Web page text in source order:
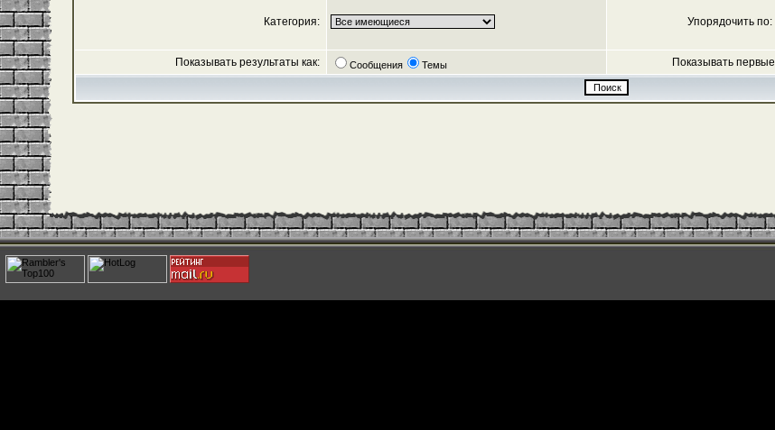
Категория: Упорядочить по:
Показывать результаты как: Сообщения Темы Показывать первые